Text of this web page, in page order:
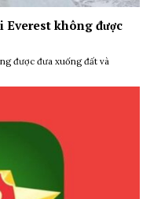
Everest không được
được đưa xuống đất và